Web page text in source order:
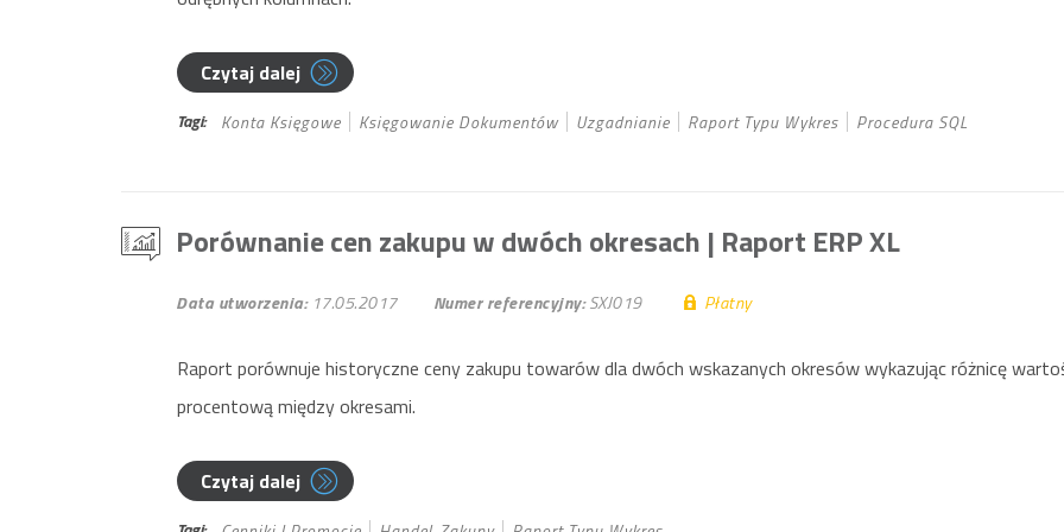
Czytaj dalej
Tagi: Konta Księgowe Księgowanie Dokumentów Uzgadnianie Raport Typu Wykres Procedura SQL
Porównanie cen zakupu w dwóch okresach | Raport ERP XL
Data utworzenia: 17.05.2017 Numer referencyjny:SXJ019 Płatny
Raport porównuje historyczne ceny zakupu towarów dla dwóch wskazanych okresów wykazując różnicę
procentową między okresami.
Czytaj dalej